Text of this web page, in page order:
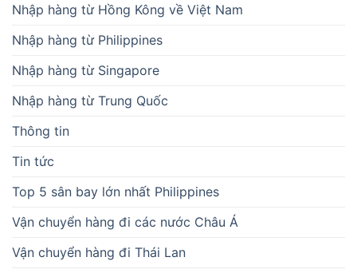
Nhập hàng từ Hồng Kông về Việt Nam
Nhập hàng từ Philippines
Nhập hàng từ Singapore
Nhập hàng từ Trung Quốc
Thông tin
Tin tức
Top 5 sân bay lớn nhất Philippines
Vận chuyển hàng đi các nước Châu Á
Vận chuyển hàng đi Thái Lan